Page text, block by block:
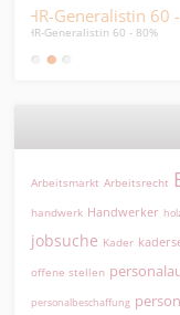
Arbeitsmarkt Arbeitsrecht
handwerk Handwerker
jobsuche Kader
offene stellen
personalbeschaffung